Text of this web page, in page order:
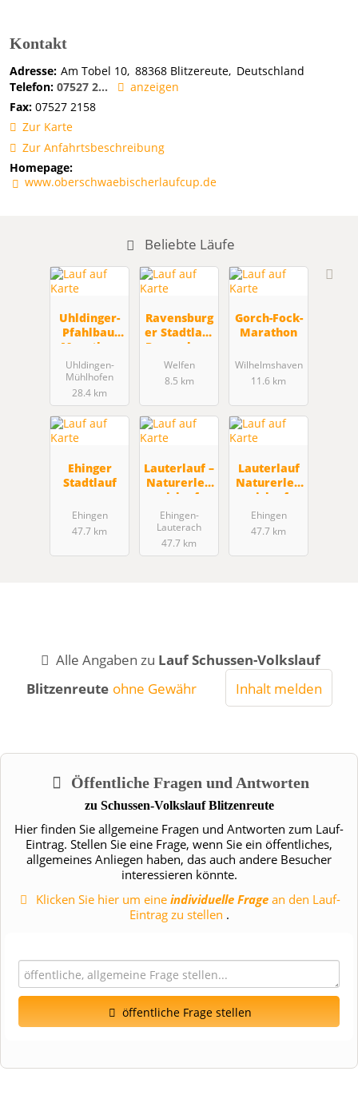
Kontakt
Adresse: Am Tobel 10 88368 Blitzereute Deutschland
Telefon: 07527 2...
anzeigen
Fax: 07527 2158
Zur Karte
Zur Anfahrtsbeschreibung
Homepage:
www.oberschwaebischerlaufcup.de
Beliebte Läufe
Uhldinger-
Pfahlbau-
Marathon
Uhldingen-
Mühlhofen
28.4 km
Ravensburg
er Stadtlauf
Ravensburg
läuft
Welfen
8.5 km
Gorch-Fock-
Marathon
Wilhelmshaven
11.6 km
Ehinger
Stadtlauf
Ehingen
47.7 km
Lauterlauf –
Naturerleb
nislauf
Ehingen-
Lauterach
47.7 km
Lauterlauf
Naturerleb
nislauf
Ehingen
47.7 km
Alle Angaben zu Lauf Schussen-Volkslauf
Blitzenreute ohne Gewähr Inhalt melden
Öffentliche Fragen und Antworten
zu Schussen-Volkslauf Blitzenreute
Hier finden Sie allgemeine Fragen und Antworten zum Lauf-
Eintrag. Stellen Sie eine Frage, wenn Sie ein öffentliches,
allgemeines Anliegen haben, das auch andere Besucher
interessieren könnte.
Klicken Sie hier um eineindividuelle Frage an den Lauf-
Eintrag zu stellen .
öffentliche Frage stellen